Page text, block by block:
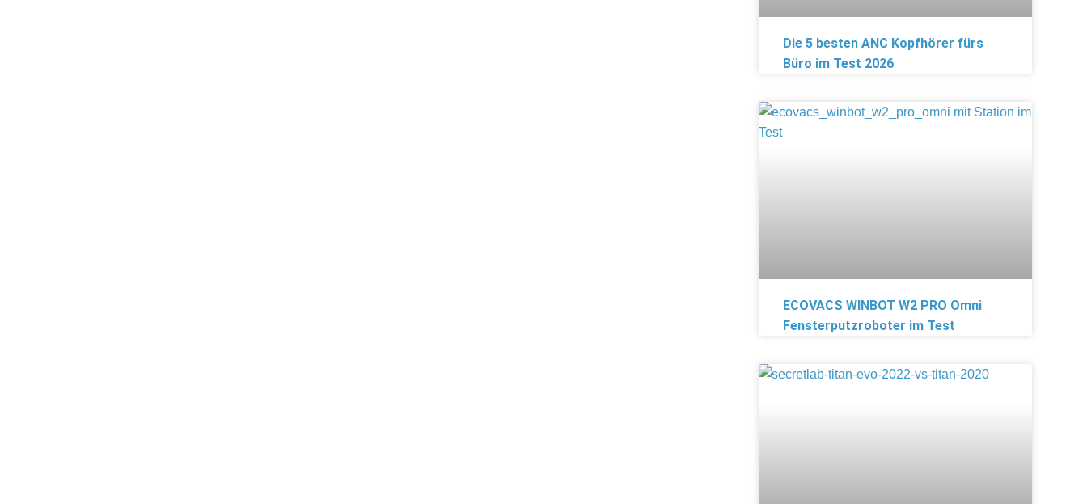
Die 5 besten ANC Kopfhörer fürs
Büro im Test 2026
ECOVACS WINBOT W2 PRO Omni
Fensterputzroboter im Test